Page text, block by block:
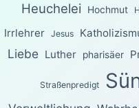
Heuchelei Hochmut
Irrlehrer Jesus
Liebe Luther pharisäer
Straßenpredigt